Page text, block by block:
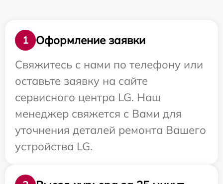
1
Оформление заявки
Свяжитесь с нами по телефону или
оставьте заявку на сайте
сервисного центра LG. Наш
менеджер свяжется с Вами для
уточнения деталей ремонта Вашего
устройства LG.